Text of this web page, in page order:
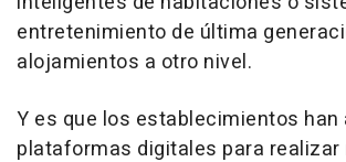
entretenimiento de última
alojamientos a otro nivel.
Y es que los establecimientos han
plataformas digitales para realizar